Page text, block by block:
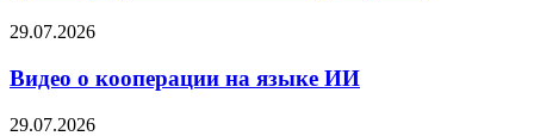
29.07.2026
Видео о кооперации на языке ИИ
29.07.2026